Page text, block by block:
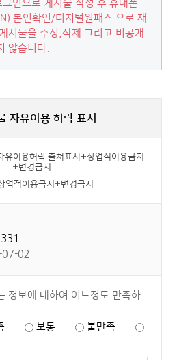
인으로 게시물 작성 후 휴대폰
본인확인/디지털원패스 으로 재
시물을 수정,삭제 그리고 비공개
않습니다.
자유이용 허락 표시
업적이용금지+변경금지
07-02
정보에 대하여 어느정도 만족하
보통
불만족